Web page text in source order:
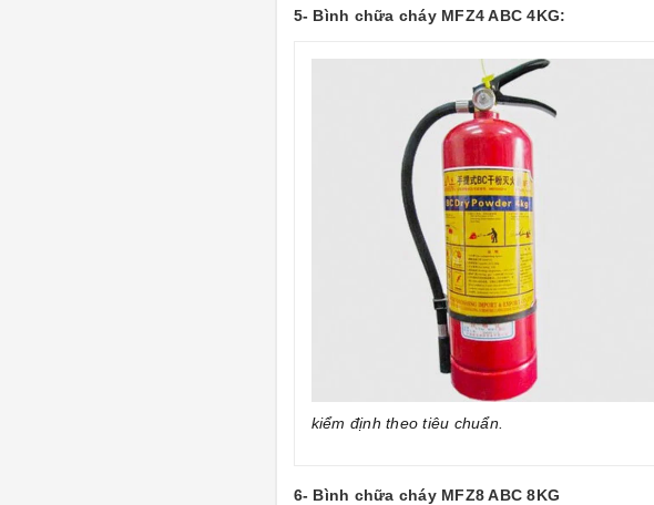
5- Bình chữa cháy MFZ4 ABC 4KG:
kiểm định theo tiêu chuẩn.
6- Bình chữa cháy MFZ8 ABC 8KG